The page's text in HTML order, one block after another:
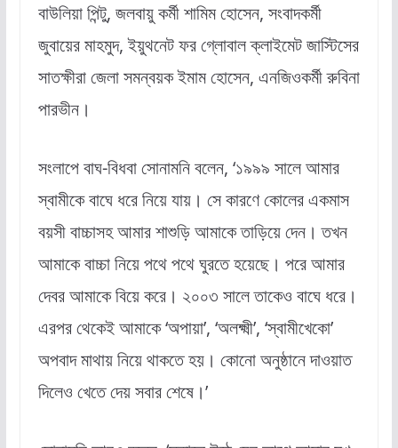
বাউলিয়া পিন্টু, জলবায়ু কর্মী শামিম হোসেন, সংবাদকর্মী
জুবায়ের মাহমুদ, ইয়ুথনেট ফর গ্লোবাল ক্লাইমেট জাস্টিসের
সাতক্ষীরা জেলা সমন্বয়ক ইমাম হোসেন, এনজিওকর্মী রুবিনা
পারভীন।
সংলাপে বাঘ-বিধবা সোনামনি বলেন, ‘১৯৯৯ সালে আমার
স্বামীকে বাঘে ধরে নিয়ে যায়। সে কারণে কোলের একমাস
বয়সী বাচ্চাসহ আমার শাশুড়ি আমাকে তাড়িয়ে দেন। তখন
আমাকে বাচ্চা নিয়ে পথে পথে ঘুরতে হয়েছে। পরে আমার
দেবর আমাকে বিয়ে করে। ২০০৩ সালে তাকেও বাঘে ধরে।
এরপর থেকেই আমাকে ‘অপায়া’, ‘অলক্ষ্মী’, ‘স্বামীখেকো’
অপবাদ মাথায় নিয়ে থাকতে হয়। কোনো অনুষ্ঠানে দাওয়াত
দিলেও খেতে দেয় সবার শেষে।’